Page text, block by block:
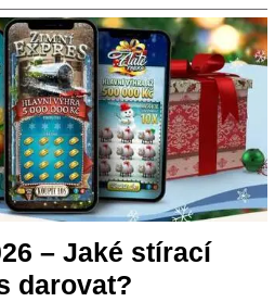
– Jaké stírací
darovat?